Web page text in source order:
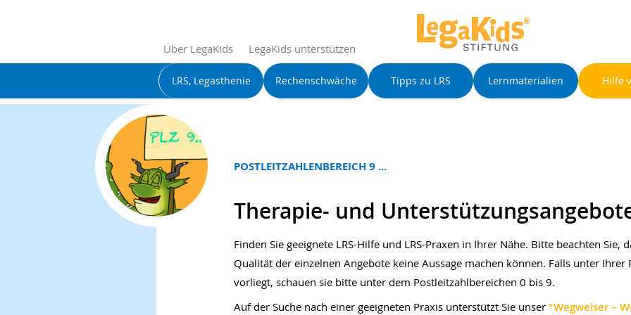
Über LegaKids LegaKids unterstützen
LRS, Legasthenie Rechenschwäche Tipps zu LRS Lernmaterialien Hilfe
POSTLEITZAHLENBEREICH 9 ...
Therapie- und
Finden Sie geeignete LRS-Hilfe und LRS-Praxen in Ihrer Nähe. Bitte beachten Sie,
Qualität der einzelnen Angebote keine Aussage machen können. Falls unter Ihrer
vorliegt, schauen sie bitte unter dem Postleitzahlbereichen 0 bis 9.
Auf der Suche nach einer geeigneten Praxis unterstützt Sie unser "Wegweiser –